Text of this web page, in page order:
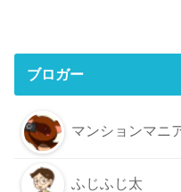
ブロガー
マンションマニ
ふじふじ太